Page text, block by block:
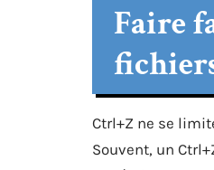
Faire
Ctrl+Z ne se
Souvent, un